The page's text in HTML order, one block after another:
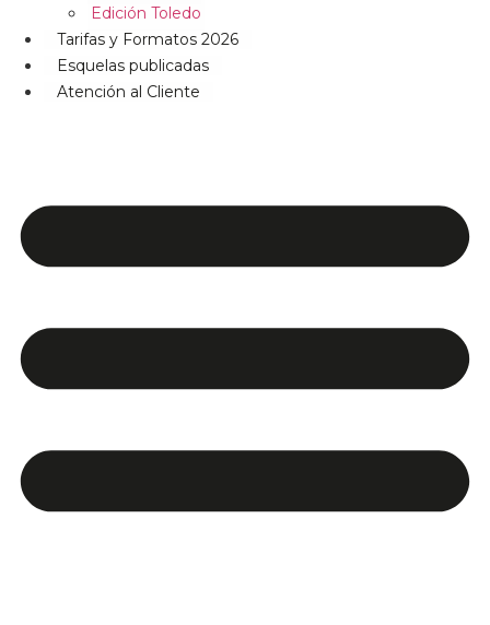
Edición Toledo
Tarifas y Formatos 2026
Esquelas publicadas
Atención al Cliente